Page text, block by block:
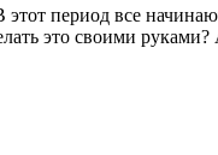
период все
это своими руками?